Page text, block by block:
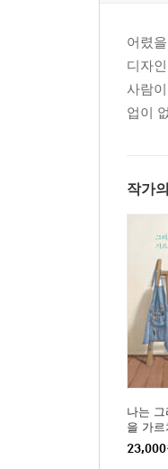
어렸
디자
사람
업이
작가
나는
을 가
산다 (
23,000